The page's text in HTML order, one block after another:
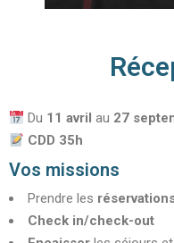
Du 11 avril au 27
CDD 35h
Vos missions
Prendre les
Check in/check-out